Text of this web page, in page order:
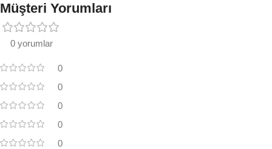
Müşteri Yorumları
0 yorumlar
0
0
0
0
0